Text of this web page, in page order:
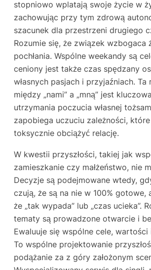
stopniowo wplatają swoje życie w
zachowując przy tym zdrową
szacunek dla przestrzeni drugiego
Rozumie się, że związek wzbogaca
pochłania. Wspólne weekandy są
ceniony jest także czas spędzany
własnych pasjach i przyjaźniach. Ta
między „nami” a „mną” jest
utrzymania poczucia własnej
zapobiega uczuciu zależności,
toksycznie obciążyć relację.
W kwestii przyszłości, takiej jak
zamieszkanie czy małżeństwo, nie
Decyzje są podejmowane wtedy,
czują, że są na nie w 100% gotowe,
że „tak wypada” lub „czas ucieka”.
tematy są prowadzone otwarcie i
Ewaluuje się wspólne cele, wartości
To wspólne projektowanie
podążanie za z góry założonym